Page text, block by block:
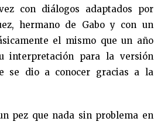
con diálogos adaptados por
hermano de Gabo y con un
el mismo que un año
interpretación para la versión
se dio a conocer gracias a la
pez que nada sin problema en